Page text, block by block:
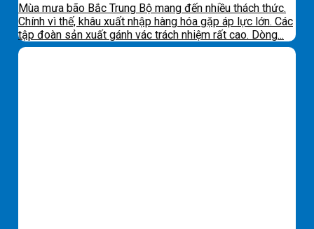
Mùa mưa bão Bắc Trung Bộ mang đến nhiều thách thức.
Chính vì thế, khâu xuất nhập hàng hóa gặp áp lực lớn. Các
tập đoàn sản xuất gánh vác trách nhiệm rất cao. Dòng...